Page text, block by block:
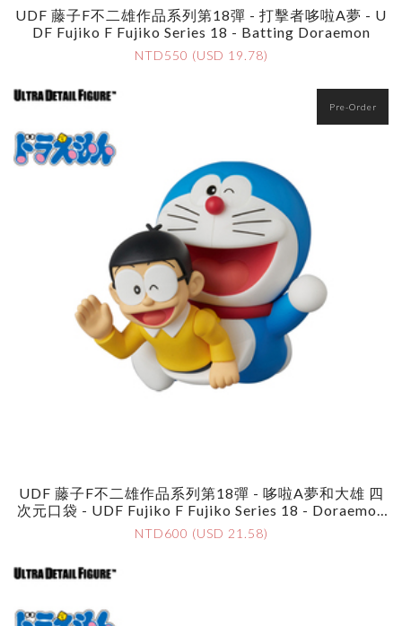
UDF 藤子F不二雄作品系列第18彈 - 打擊者哆啦A夢 - U
DF Fujiko F Fujiko Series 18 - Batting Doraemon
NTD550 (USD 19.78)
Pre-Order
UDF 藤子F不二雄作品系列第18彈 - 哆啦A夢和大雄 四
次元口袋 - UDF Fujiko F Fujiko Series 18 - Doraemon
& Nobita Pocket
NTD600 (USD 21.58)